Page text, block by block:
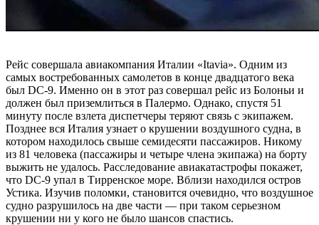
Рейс совершала авиакомпания Италии «Itavia». Одним из
самых востребованных самолетов в конце двадцатого века
был DC-9. Именно он в этот раз совершал рейс из Болоньи и
должен был приземлиться в Палермо. Однако, спустя 51
минуту после взлета диспетчеры теряют связь с экипажем.
Позднее вся Италия узнает о крушении воздушного судна, в
котором находилось свыше семидесяти пассажиров. Никому
из 81 человека (пассажиры и четыре члена экипажа) на борту
выжить не удалось. Расследование авиакатастрофы покажет,
что DC-9 упал в Тирренское море. Вблизи находился остров
Устика. Изучив поломки, становится очевидно, что воздушное
судно разрушилось на две части — при таком серьезном
крушении ни у кого не было шансов спастись.